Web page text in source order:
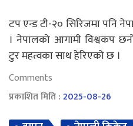
टप एन्ड टी-२० सिरिजमा पनि
। नेपालको आगामी विश्वकप
टुर महत्वका साथ हेरिएको छ ।
Comments
प्रकाशित मिति :2025-08-26